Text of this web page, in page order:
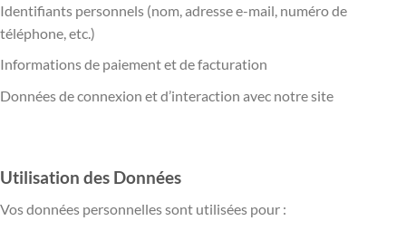
Identifiants personnels (nom, adresse e-mail, numéro de
téléphone, etc.)
Informations de paiement et de facturation
Données de connexion et d’interaction avec notre site
Utilisation des Données
Vos données personnelles sont utilisées pour :